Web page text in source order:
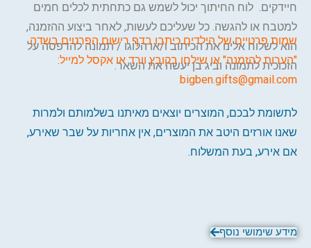
חיידקים. לוח החיתוך יכול לשמש גם כתחתית לכלים חמים
למטבח או להגשה. כל שעליכם לעשות, לאחר ביצוע ההזמנה,
הוא לשלוח אלינו את הכיתוב ו/או הלוגו / תמונה להדפסה על
הזכוכית לתמונה וביג בן יעשה את השאר.
שמות פרטיים של הילדים כיתבו בדף רישום הפרטים בשדה
"הערות להזמנה" או שילחו בקובץ וורד או אקסל למייל:
bigben.gifts@gmail.com
לתשומת לבכם, המוצרים יוצאים מאיתנו בשלמותם ולמרות
שאנו אורזים היטב את המוצרים, אין אחריות על שבר שאירע,
אם אירע, בעת המשלוח.
מידע שימושי נוסף